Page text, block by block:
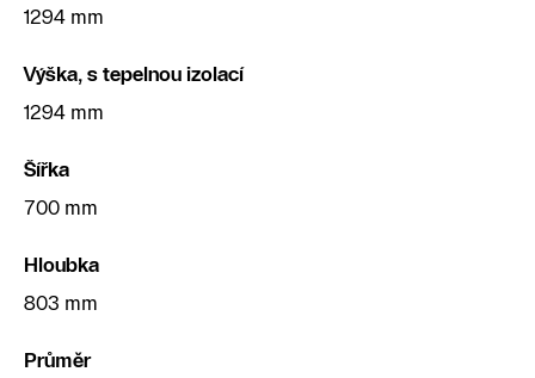
1294 mm
Výška, s tepelnou izolací
1294 mm
Šířka
700 mm
Hloubka
803 mm
Průměr